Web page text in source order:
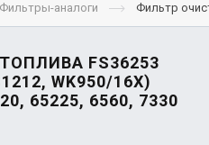
Фильтры-аналоги Фильтр
FS36253
WK950/16X)
65225, 6560, 7330